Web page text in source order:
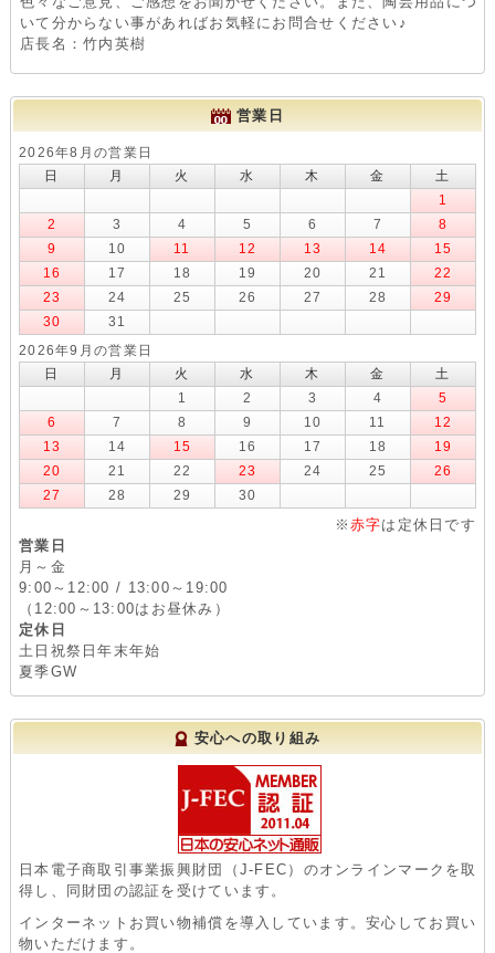
いて分からない事があればお気軽にお問合せください♪
店長名：竹内英樹
営業日
2026年8月の営業日
日
月 火 水 木 金
土
1
2
3 4 5 6 7
8
9
10 11 12 13 14
15
16
17 18 19 20 21
22
23
24 25 26 27 28
29
30
31
2026年9月の営業日
日
月 火 水 木 金
土
1
2 3 4
5
6
7 8 9 10 11
12
13
14 15 16 17 18
19
20
21 22 23 24 25
26
27
28 29 30
※ 赤字は定休日です
営業日
月～金
9:00～12:00 / 13:00～19:00
（12:00～13:00はお昼休み）
定休日
土日祝祭日年末年始
夏季GW
安心への取り組み
日本電子商取引事業振興財団（J-FEC）のオンラインマークを取
得し、同財団の認証を受けています。
インターネットお買い物補償を導入しています。安心してお買い
物いただけます。